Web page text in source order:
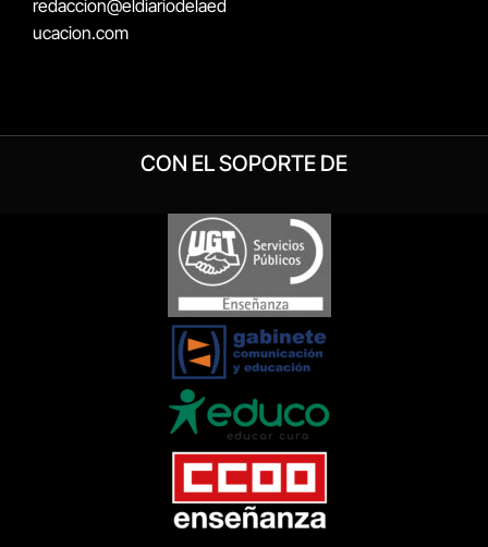
redaccion@eldiariodelaed
ucacion.com
CON EL SOPORTE DE